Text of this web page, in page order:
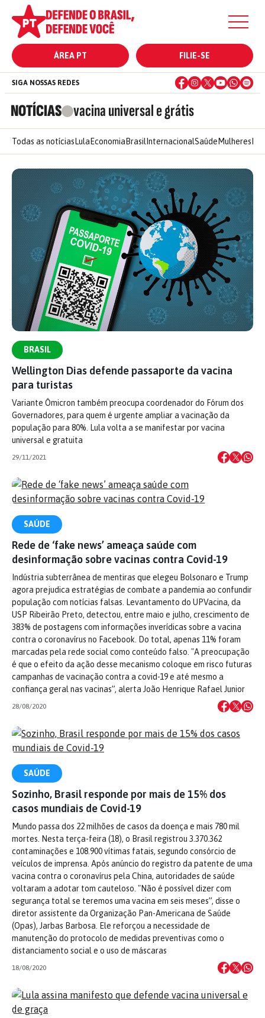
ÁREA PT FILIE-SE
NOTÍCIAS vacina universal e grátis
SIGA NOSSAS REDES
Todas as notícias Lula Economia Brasil InternacionalSaúde Mulheres
BRASIL
Wellington Dias defende passaporte da vacina
para turistas
Variante Ômicron também preocupa coordenador do Fórum dos
Governadores, para quem é urgente ampliar a vacinação da
população para 80%. Lula volta a se manifestar por vacina
universal e gratuita
29/11/2021
SAÚDE
Rede de ‘fake news’ ameaça saúde com
desinformação sobre vacinas contra Covid-19
Indústria subterrânea de mentiras que elegeu Bolsonaro e Trump
agora prejudica estratégias de combate a pandemia ao confundir
população com notícias falsas. Levantamento do UPVacina, da
USP Ribeirão Preto, detectou, entre maio e julho, crescimento de
383% de postagens com informações inverídicas sobre a vacina
contra o coronavírus no Facebook. Do total, apenas 11% foram
marcadas pela rede social como conteúdo falso. "A preocupação
é que o efeito da ação desse mecanismo coloque em risco futuras
campanhas de vacinação contra a covid-19 e até mesmo a
confiança geral nas vacinas”, alerta João Henrique Rafael Junior
28/08/2020
SAÚDE
Sozinho, Brasil responde por mais de 15% dos
casos mundiais de Covid-19
Mundo passa dos 22 milhões de casos da doença e mais 780 mil
mortes. Nesta terça-feira (18), o Brasil registrou 3.370.362
contaminações e 108.900 vítimas fatais, segundo consórcio de
veículos de imprensa. Após anúncio do registro da patente de uma
vacina contra o coronavírus pela China, autoridades de saúde
voltaram a adotar tom cauteloso. "Não é possível dizer com
segurança total se teremos uma vacina em seis meses”, disse o
diretor assistente da Organização Pan-Americana de Saúde
(Opas), Jarbas Barbosa. Ele reforçou a necessidade de
manutenção do protocolo de medidas preventivas como o
distanciamento social e o uso de máscaras
18/08/2020